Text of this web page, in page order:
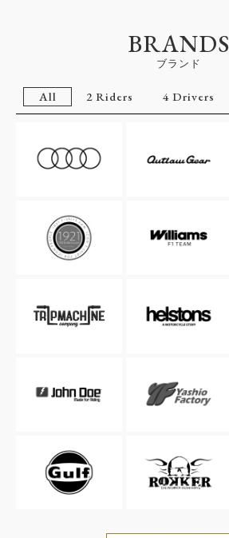
BRANDS
ブランド
All 2 Riders 4 Drivers